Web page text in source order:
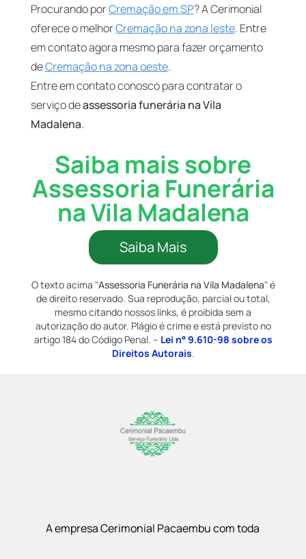
Procurando porCremação em SP? A Cerimonial
oferece o melhorCremação na zona leste. Entre
em contato agora mesmo para fazer orçamento
deCremação na zona oeste.
Entre em contato conosco para contratar o
serviço deassessoria funerária na Vila
Madalena.
Saiba mais sobre
Assessoria Funerária
na Vila Madalena
Saiba Mais
O texto acima "Assessoria Funerária na Vila Madalena" é
de direito reservado. Sua reprodução, parcial ou total,
mesmo citando nossos links, é proibida sem a
autorização do autor. Plágio é crime e está previsto no
artigo 184 do Código Penal. – Lei n° 9.610-98 sobre os
Direitos Autorais.
A empresa Cerimonial Pacaembu com toda